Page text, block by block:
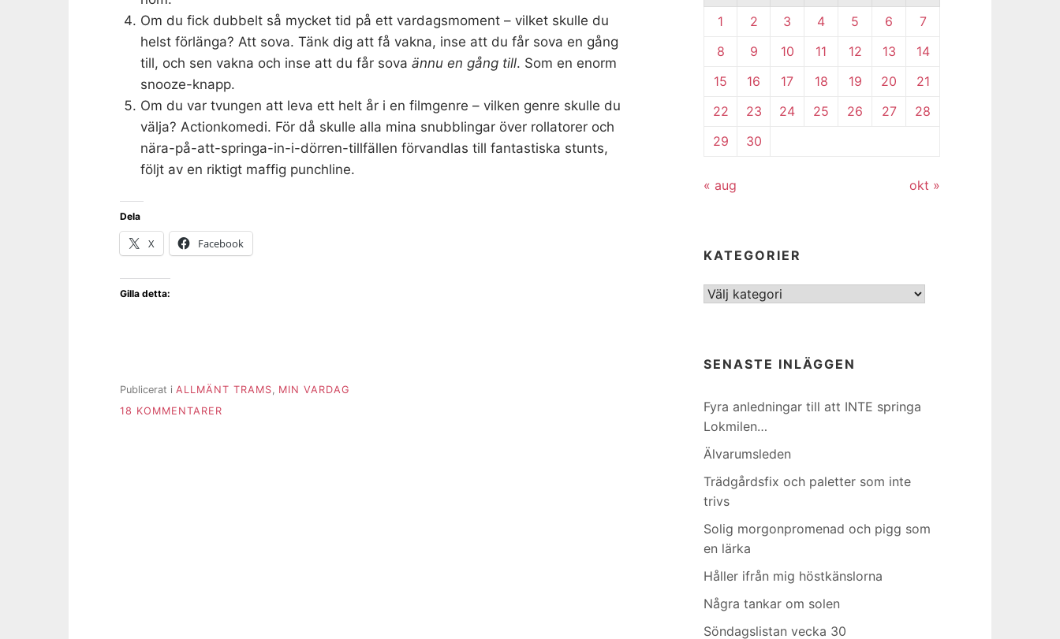
Om du fick dubbelt så mycket tid på ett vardagsmoment – vilket skulle du
helst förlänga? Att sova. Tänk dig att få vakna, inse att du får sova en gång
till, och sen vakna och inse att du får sova ännu en gång till. Som en enorm
snooze-knapp.
Om du var tvungen att leva ett helt år i en filmgenre – vilken genre skulle du
välja? Actionkomedi. För då skulle alla mina snubblingar över rollatorer och
nära-på-att-springa-in-i-dörren-tillfällen förvandlas till fantastiska stunts,
följt av en riktigt maffig punchline.
Dela
X Facebook
Gilla detta:
Publicerat i ALLMÄNT TRAMS, MIN VARDAG
18 KOMMENTARER
1
2 3 4 5 6
7
8
9 10 11 12 13
14
15
16 17 18 19 20
21
22
23 24 25 26 27
28
29
30
« aug okt »
KATEGORIER
Kategorier
SENASTE INLÄGGEN
Fyra anledningar till att INTE springa
Lokmilen…
Älvarumsleden
Trädgårdsfix och paletter som inte
trivs
Solig morgonpromenad och pigg som
en lärka
Håller ifrån mig höstkänslorna
Några tankar om solen
Söndagslistan vecka 30